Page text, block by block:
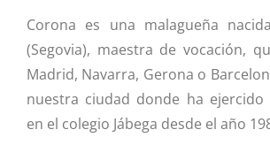
Corona es una malagueña
(Segovia), maestra de vocación,
Madrid, Navarra, Gerona o
nuestra ciudad donde ha ejercido
en el colegio Jábega desde el año